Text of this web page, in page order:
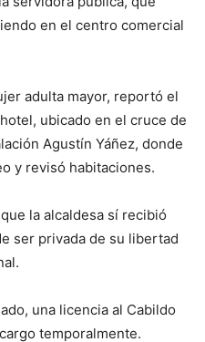
en el centro comercial
adulta mayor, reportó el
ubicado en el cruce de
Agustín Yáñez, donde
y revisó habitaciones.
la alcaldesa sí recibió
ser privada de su libertad
una licencia al Cabildo
temporalmente.